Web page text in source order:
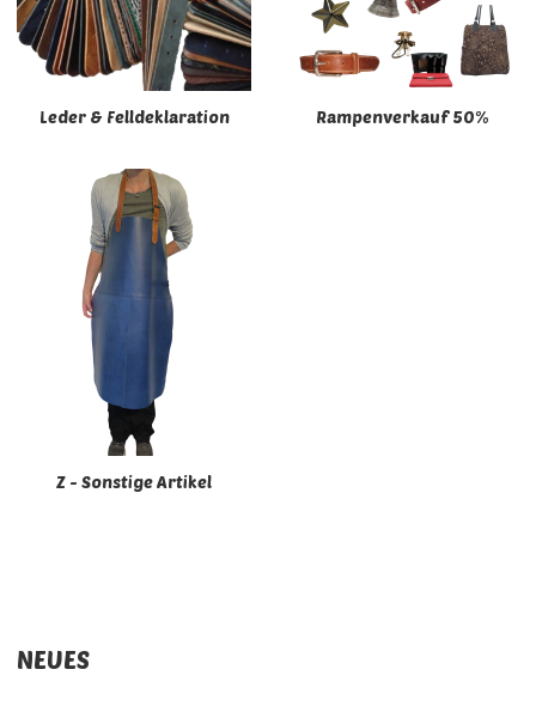
Leder & Felldeklaration Rampenverkauf 50%
Z - Sonstige Artikel
NEUES